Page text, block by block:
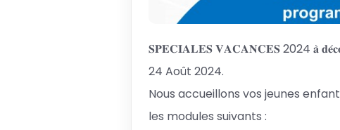
𝐒𝐏𝐄𝐂𝐈𝐀𝐋𝐄𝐒 𝐕𝐀𝐂𝐀𝐍𝐂𝐄𝐒 2024 𝐚̀
24 Août 2024.
Nous accueillons vos jeunes
les modules suivants :